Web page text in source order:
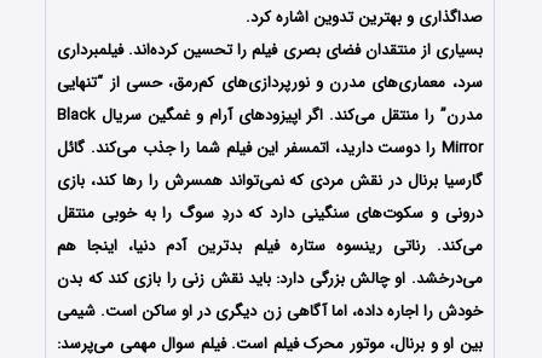
صداگذاری و بهترین تدوین اشاره کرد.
بسیاری از منتقدان فضای بصری فیلم را تحسین کرده‌اند. فیلمبرداری
سرد، معماری‌های مدرن و نورپردازی‌های کم‌رمق، حسی از “تنهایی
مدرن” را منتقل می‌کند. اگر اپیزودهای آرام و غمگین سریال Black
Mirror را دوست دارید، اتمسفر این فیلم شما را جذب می‌کند. گائل
گارسیا برنال در نقش مردی که نمی‌تواند همسرش را رها کند، بازی
درونی و سکوت‌های سنگینی دارد که دردِ سوگ را به خوبی منتقل
می‌کند. رناتی رینسوه ستاره فیلم بدترین آدم دنیا، اینجا هم
می‌درخشد. او چالش بزرگی دارد: باید نقش زنی را بازی کند که بدن
خودش را اجاره داده، اما آگاهی زن دیگری در او ساکن است. شیمی
بین او و برنال، موتور محرک فیلم است. فیلم سوال مهمی می‌پرسد: